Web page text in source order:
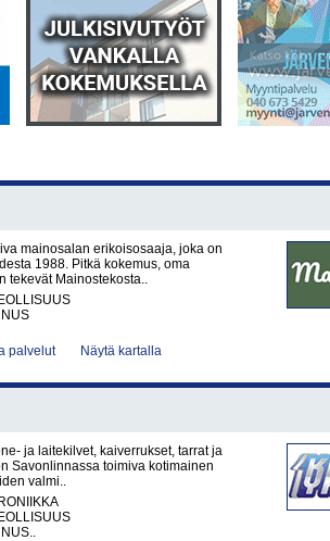
mainosalan erikoisosaaja, joka on
1988. Pitkä kokemus, oma
tekevät Mainostekosta..
palvelut Näytä kartalla
ja laitekilvet, kaiverrukset, tarrat ja
Savonlinnassa toimiva kotimainen
valmi..